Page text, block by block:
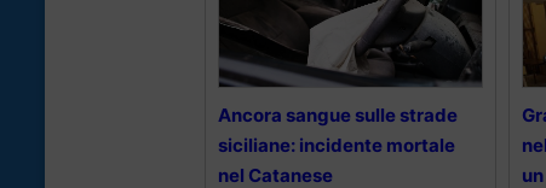
Ancora sangue sulle strade
siciliane: incidente mortale
nel Catanese